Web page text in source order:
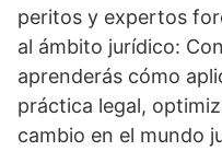
peritos y expertos
al ámbito jurídico:
aprenderás cómo
práctica legal,
cambio en el mundo